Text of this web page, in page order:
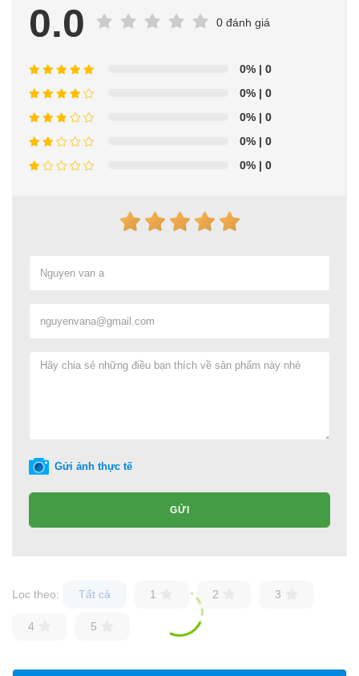
0.0 0 đánh giá
0% | 0
0% | 0
0% | 0
0% | 0
0% | 0
Gửi ảnh thực tế
GỬI
Lọc theo: Tất cả 1 2 3
4 5